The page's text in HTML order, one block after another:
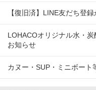
【復旧済】LINE友だち登
LOHACOオリジナル水・
お知らせ
カヌー・SUP・ミニボート